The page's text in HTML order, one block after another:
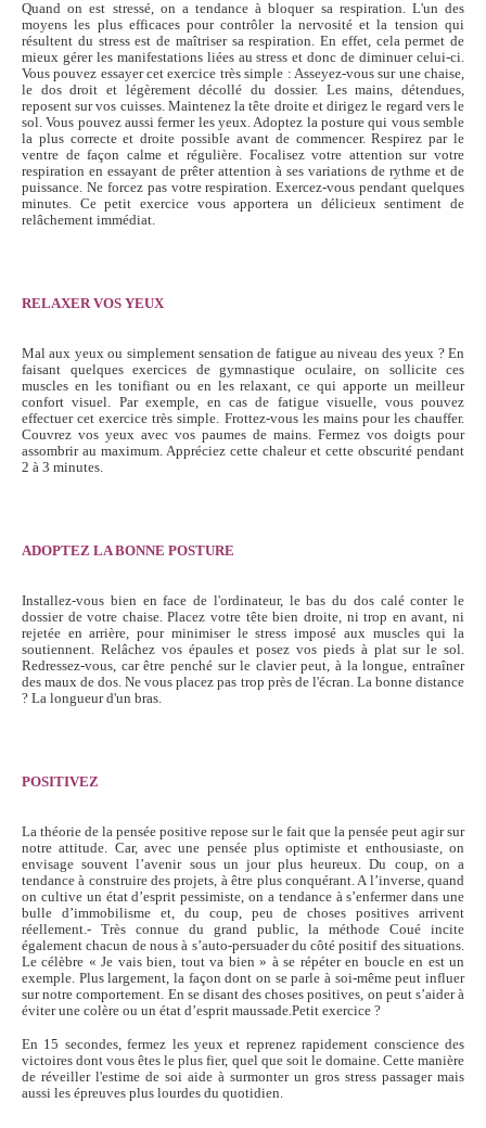
Quand on est stressé, on a tendance à bloquer sa respiration. L'un des
moyens les plus efficaces pour contrôler la nervosité et la tension qui
résultent du stress est de maîtriser sa respiration. En effet, cela permet de
mieux gérer les manifestations liées au stress et donc de diminuer celui-ci.
Vous pouvez essayer cet exercice très simple : Asseyez-vous sur une chaise,
le dos droit et légèrement décollé du dossier. Les mains, détendues,
reposent sur vos cuisses. Maintenez la tête droite et dirigez le regard vers le
sol. Vous pouvez aussi fermer les yeux. Adoptez la posture qui vous semble
la plus correcte et droite possible avant de commencer. Respirez par le
ventre de façon calme et régulière. Focalisez votre attention sur votre
respiration en essayant de prêter attention à ses variations de rythme et de
puissance. Ne forcez pas votre respiration. Exercez-vous pendant quelques
minutes. Ce petit exercice vous apportera un délicieux sentiment de
relâchement immédiat.
RELAXER VOS YEUX
Mal aux yeux ou simplement sensation de fatigue au niveau des yeux ? En
faisant quelques exercices de gymnastique oculaire, on sollicite ces
muscles en les tonifiant ou en les relaxant, ce qui apporte un meilleur
confort visuel. Par exemple, en cas de fatigue visuelle, vous pouvez
effectuer cet exercice très simple. Frottez-vous les mains pour les chauffer.
Couvrez vos yeux avec vos paumes de mains. Fermez vos doigts pour
assombrir au maximum. Appréciez cette chaleur et cette obscurité pendant
2 à 3 minutes.
ADOPTEZ LA BONNE POSTURE
Installez-vous bien en face de l'ordinateur, le bas du dos calé conter le
dossier de votre chaise. Placez votre tête bien droite, ni trop en avant, ni
rejetée en arrière, pour minimiser le stress imposé aux muscles qui la
soutiennent. Relâchez vos épaules et posez vos pieds à plat sur le sol.
Redressez-vous, car être penché sur le clavier peut, à la longue, entraîner
des maux de dos. Ne vous placez pas trop près de l'écran. La bonne distance
? La longueur d'un bras.
POSITIVEZ
La théorie de la pensée positive repose sur le fait que la pensée peut agir sur
notre attitude. Car, avec une pensée plus optimiste et enthousiaste, on
envisage souvent l’avenir sous un jour plus heureux. Du coup, on a
tendance à construire des projets, à être plus conquérant. A l’inverse, quand
on cultive un état d’esprit pessimiste, on a tendance à s’enfermer dans une
bulle d’immobilisme et, du coup, peu de choses positives arrivent
réellement.- Très connue du grand public, la méthode Coué incite
également chacun de nous à s’auto-persuader du côté positif des situations.
Le célèbre « Je vais bien, tout va bien » à se répéter en boucle en est un
exemple. Plus largement, la façon dont on se parle à soi-même peut influer
sur notre comportement. En se disant des choses positives, on peut s’aider à
éviter une colère ou un état d’esprit maussade.Petit exercice ?
En 15 secondes, fermez les yeux et reprenez rapidement conscience des
victoires dont vous êtes le plus fier, quel que soit le domaine. Cette manière
de réveiller l'estime de soi aide à surmonter un gros stress passager mais
aussi les épreuves plus lourdes du quotidien.